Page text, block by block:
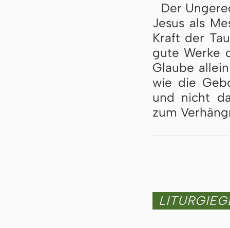
Der
Jesus als
Kraft der
gu­te Wer­ke
Glau­be
wie die
und nicht
zum